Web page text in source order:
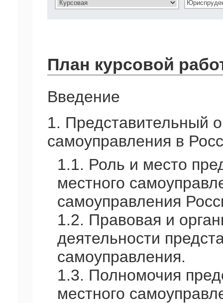
План курсовой
Введение
1. Представительный
самоуправления в
1.1. Роль и место
местного
самоуправления
1.2. Правовая и
деятельности
самоуправления.
1.3. Полномочия
местного